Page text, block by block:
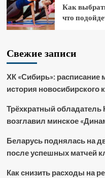
Как
что
Свежие записи
ХК «Сибирь»: расписание
история новосибирского
Трёхкратный
возглавил минское
Беларусь поднялась на
после успешных матчей
Как снизить расходы на